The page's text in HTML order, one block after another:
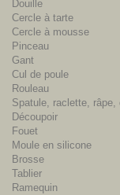
Douille
Cercle à tarte
Cercle à mousse
Pinceau
Gant
Cul de poule
Rouleau
Spatule, raclette, râpe,
Découpoir
Fouet
Moule en silicone
Brosse
Tablier
Ramequin